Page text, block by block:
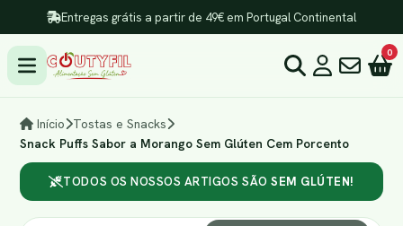
Entregas grátis a partir de 49€ em Portugal Continental
0
Início
Tostas e Snacks
Snack Puffs Sabor a Morango Sem Glúten Cem Porcento
TODOS OS NOSSOS ARTIGOS SÃO SEM GLÚTEN!